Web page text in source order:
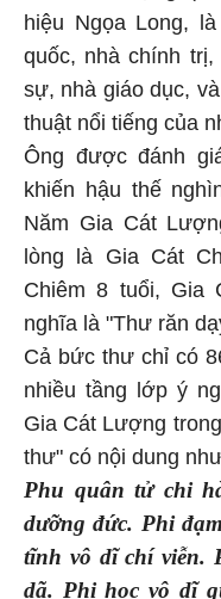
hiệu Ngọa Long,
quốc, nhà chính
sự, nhà giáo dục,
thuật nổi tiếng của
Ông được đánh
khiến hậu thế
Năm Gia Cát
lòng là Gia Cát
Chiêm 8 tuổi, Gia
nghĩa là "Thư răn
Cả bức thư chỉ có
nhiều tầng lớp ý
Gia Cát Lượng
thư" có nội dung
Phu quân tử chi
dưỡng đức. Phi
tĩnh vô dĩ chí viễn.
dã. Phi học vô dĩ